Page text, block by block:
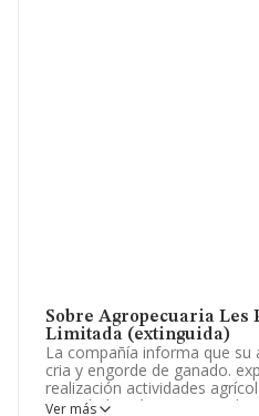
Sobre Agropecuaria Les
Limitada (extinguida)
La compañía informa que su
cria y engorde de ganado.
realización actividades
sociedad está inscrita en el
Ver más